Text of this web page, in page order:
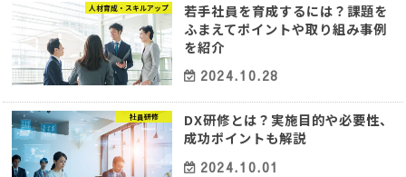
人材育成・スキルアップ
若手社員を育成するには？課題を
ふまえてポイントや取り組み事例
を紹介
2024.10.28
社員研修
DX研修とは？実施目的や必要性、
成功ポイントも解説
2024.10.01